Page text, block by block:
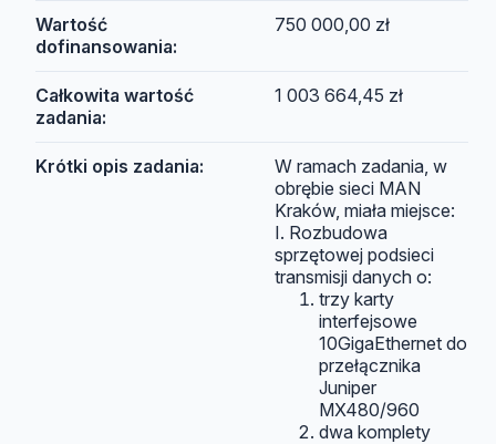
Wartość
dofinansowania:
750 000,00 zł
Całkowita wartość
zadania:
1 003 664,45 zł
Krótki opis zadania:
W ramach zadania, w
obrębie sieci MAN
Kraków, miała miejsce:
I. Rozbudowa
sprzętowej podsieci
transmisji danych o:
trzy karty
interfejsowe
10GigaEthernet do
przełącznika
Juniper
MX480/960
dwa komplety